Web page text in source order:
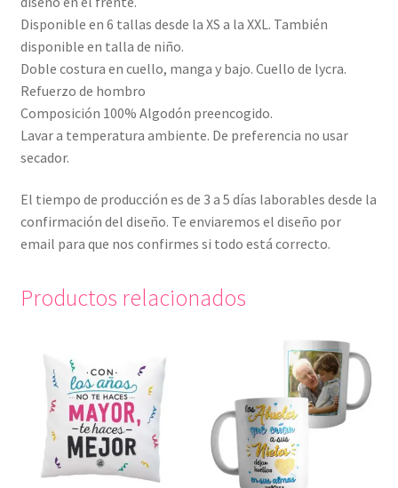
Disponible en 6 tallas desde la XS a la XXL. También
disponible en talla de niño.
Doble costura en cuello, manga y bajo. Cuello de lycra.
Refuerzo de hombro
Composición 100% Algodón preencogido.
Lavar a temperatura ambiente. De preferencia no usar
secador.
El tiempo de producción es de 3 a 5 días laborables desde la
confirmación del diseño. Te enviaremos el diseño por
email para que nos confirmes si todo está correcto.
Productos relacionados